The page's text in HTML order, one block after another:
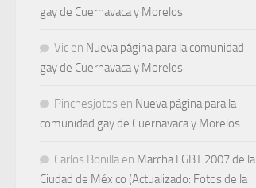
gay de Cuernavaca y Morelos.
Vic en Nueva página para la comunidad
gay de Cuernavaca y Morelos.
Pinchesjotos en Nueva página para la
comunidad gay de Cuernavaca y Morelos.
Carlos Bonilla en Marcha LGBT 2007 de la
Ciudad de México (Actualizado: Fotos de la